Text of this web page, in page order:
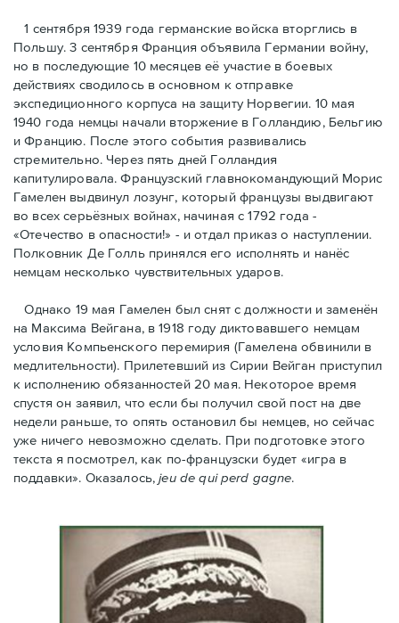
1 сентября 1939 года германские войска вторглись в
Польшу. 3 сентября Франция объявила Германии войну,
но в последующие 10 месяцев её участие в боевых
действиях сводилось в основном к отправке
экспедиционного корпуса на защиту Норвегии. 10 мая
1940 года немцы начали вторжение в Голландию, Бельгию
и Францию. После этого события развивались
стремительно. Через пять дней Голландия
капитулировала. Французский главнокомандующий Морис
Гамелен выдвинул лозунг, который французы выдвигают
во всех серьёзных войнах, начиная с 1792 года -
«Отечество в опасности!» - и отдал приказ о наступлении.
Полковник Дe Голль принялся его исполнять и нанёс
немцам несколько чувствительных ударов.
Однако 19 мая Гамелен был снят с должности и заменён
на Максима Вейгана, в 1918 году диктовавшего немцам
условия Компьенского перемирия (Гамелена обвинили в
медлительности). Прилетевший из Сирии Вейган приступил
к исполнению обязанностей 20 мая. Hекоторое время
спустя oн заявил, что если бы получил свой пост на две
недели раньше, то опять остановил бы немцев, но сейчас
уже ничего невозможно сделать. При подготовке этого
текста я посмотрел, как по-французски будет «игра в
поддавки». Оказалось,jeu de qui perd gagne.